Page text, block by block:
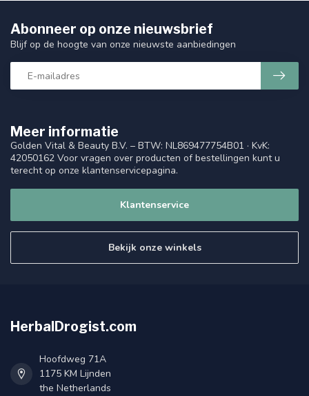
Meer informatie
Golden Vital & Beauty B.V. – BTW: NL869477754B01 · KvK:
42050162 Voor vragen over producten of bestellingen kunt u
terecht op onze klantenservicepagina.
Klantenservice
Bekijk onze winkels
Abonneer op onze nieuwsbrief
Blijf op de hoogte van onze nieuwste aanbiedingen
HerbalDrogist.com
Hoofdweg 71A
1175 KM Lijnden
the Netherlands